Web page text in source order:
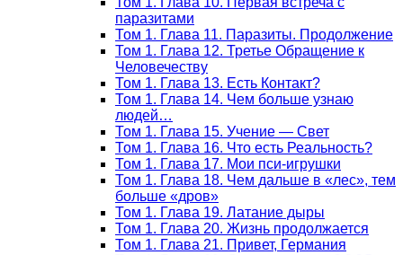
паразитами
Том 1. Глава 11. Паразиты. Продолжение
Том 1. Глава 12. Третье Обращение к
Человечеству
Том 1. Глава 13. Есть Контакт?
Том 1. Глава 14. Чем больше узнаю
людей…
Том 1. Глава 15. Учение — Свет
Том 1. Глава 16. Что есть Реальность?
Том 1. Глава 17. Мои пси-игрушки
Том 1. Глава 18. Чем дальше в «лес», тем
больше «дров»
Том 1. Глава 19. Латание дыры
Том 1. Глава 20. Жизнь продолжается
Том 1. Глава 21. Привет, Германия